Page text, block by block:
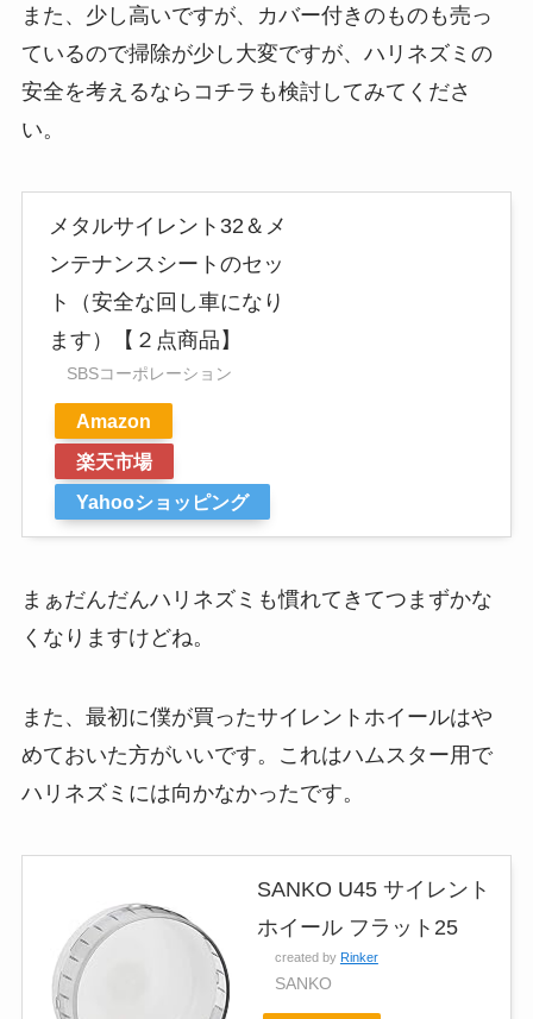
また、少し高いですが、
カバー付きのものも売っ
ているので掃除が少し大変ですが、ハリネズミの
安全を考えるならコチラも検討してみてくださ
い。
メタルサイレント32＆メ
ンテナンスシートのセッ
ト（安全な回し車になり
ます）【２点商品】
SBSコーポレーション
Amazon
楽天市場
Yahooショッピング
まぁだんだんハリネズミも慣れてきてつまずかな
くなりますけどね。
また、最初に僕が買ったサイレントホイールはや
めておいた方がいいです。これはハムスター用で
ハリネズミには向かなかったです。
SANKO U45 サイレント
ホイール フラット25
created by Rinker
SANKO